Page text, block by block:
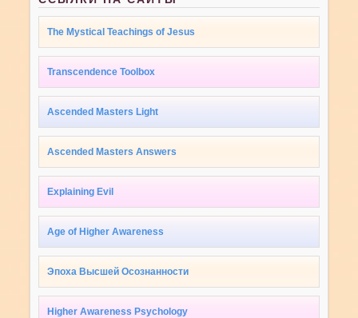
The Mystical Teachings of Jesus
Transcendence Toolbox
Ascended Masters Light
Ascended Masters Answers
Explaining Evil
Age of Higher Awareness
Эпоха Высшей Осознанности
Higher Awareness Psychology